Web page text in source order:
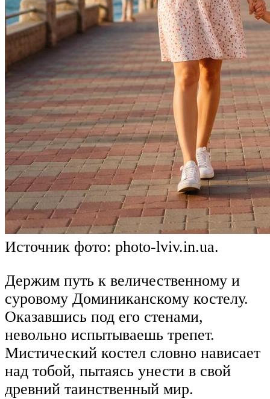
Источник фото: photo-lviv.in.ua.
Держим путь к величественному и
суровому Доминиканскому костелу.
Оказавшись под его стенами,
невольно испытываешь трепет.
Мистический костел словно нависает
над тобой, пытаясь унести в свой
древний таинственный мир.